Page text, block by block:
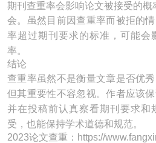
期刊查重率会影响论文被接受的概
会。虽然目前因查重率而被拒的
率超过期刊要求的标准，可能会
率。
结论
查重率虽然不是衡量文章是否优
但其重要性不容忽视。作者应该
并在投稿前认真察看期刊要求和
受，也能保持学术道德和规范。
2023论文查重：https://